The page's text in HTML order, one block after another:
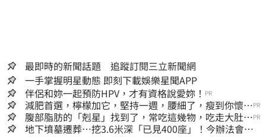
最即時的新聞話題 追蹤訂閱三立新聞網
一手掌握明星動態 即刻下載娛樂星聞APP
伴侶和妳一起預防HPV，才有資格說愛妳！ PR
減肥首選，檸檬加它，堅持一週，腰細了，瘦到你懷疑
人生
PR
腹部脂肪的「剋星」找到了，常吃這幾物，吃走大肚
囊，瘦出小蠻腰
PR
地下墳墓遷葬…挖3.6米深「已見400座」！今辦法會安